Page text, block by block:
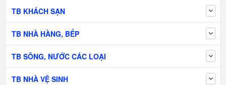
TB KHÁCH SẠN
TB NHÀ HÀNG, BẾP
TB SÔNG, NƯỚC CÁC LOẠI
TB NHÀ VỆ SINH